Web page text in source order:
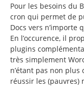
Pour les besoins du
cron qui permet de
Docs vers n’importe
En l’occurence, il
plugins
très simplement
n’étant pas non
réussir les (pauvres)